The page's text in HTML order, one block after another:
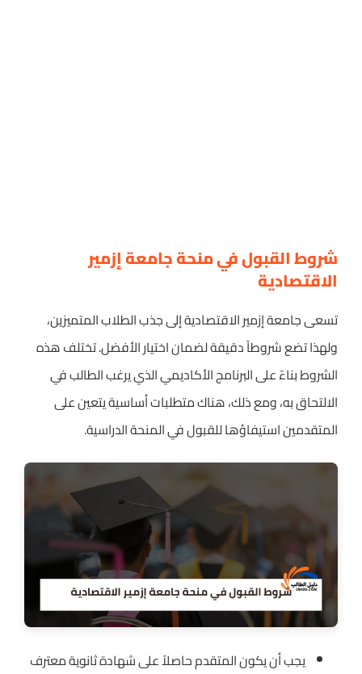
شروط القبول في منحة جامعة إزمير
الاقتصادية
تسعى جامعة إزمير الاقتصادية إلى جذب الطلاب المتميزين،
ولهذا تضع شروطاً دقيقة لضمان اختيار الأفضل. تختلف هذه
الشروط بناءً على البرنامج الأكاديمي الذي يرغب الطالب في
الالتحاق به، ومع ذلك، هناك متطلبات أساسية يتعين على
المتقدمين استيفاؤها للقبول في المنحة الدراسية.
يجب أن يكون المتقدم حاصلاً على شهادة ثانوية معترف